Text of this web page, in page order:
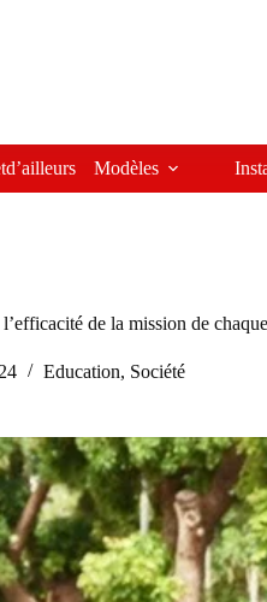
Modèles
de la mission de
Education, Société